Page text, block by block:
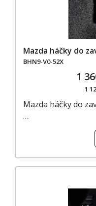
Mazda háčky do
BHN9-V0-52X
1
1
Mazda háčky do
…